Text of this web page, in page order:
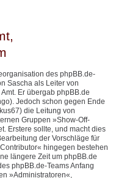
des phpBB.de-
Sascha als Leiter von
Er übergab phpBB.de
Jedoch schon gegen Ende
die Leitung von
Gruppen »Show-Off-
Erstere sollte, und macht dies
der Vorschläge für
hingegen bestehen
längere Zeit um phpBB.de
phpBB.de-Teams Anfang
»Administratoren«,